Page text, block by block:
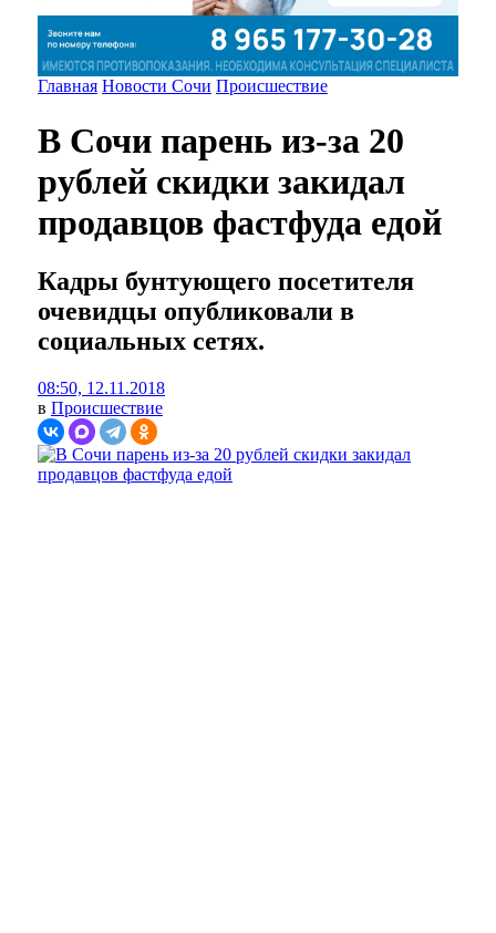
Главная Новости Сочи Происшествие
В Сочи парень из-за 20
рублей скидки закидал
продавцов фастфуда едой
Кадры бунтующего посетителя
очевидцы опубликовали в
социальных сетях.
08:50, 12.11.2018
в Происшествие